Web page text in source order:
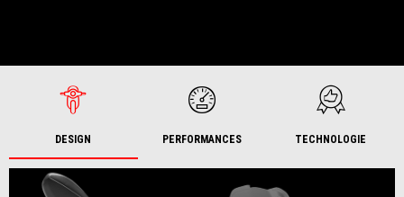
DESIGN PERFORMANCES TECHNOLOGIE